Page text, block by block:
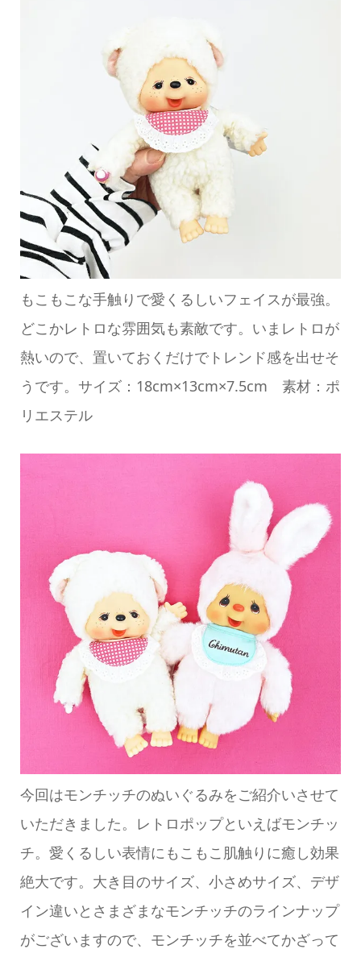
もこもこな手触りで愛くるしいフェイスが最強。
どこかレトロな雰囲気も素敵です。いまレトロが
熱いので、置いておくだけでトレンド感を出せそ
うです。サイズ：18cm×13cm×7.5cm 素材：ポ
リエステル
今回はモンチッチのぬいぐるみをご紹介いさせて
いただきました。レトロポップといえばモンチッ
チ。愛くるしい表情にもこもこ肌触りに癒し効果
絶大です。大き目のサイズ、小さめサイズ、デザ
イン違いとさまざまなモンチッチのラインナップ
がございますので、モンチッチを並べてかざって